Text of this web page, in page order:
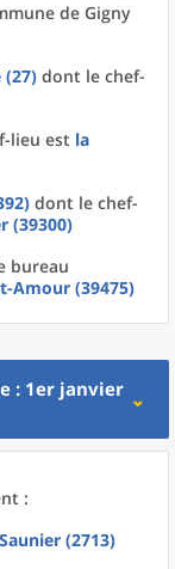
de Gigny
(27) dont le chef-
lieu est la
dont le chef-
(39300)
bureau
Amour (39475)
: 1er janvier
:
(2713)